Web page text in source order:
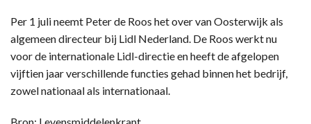
Per 1 juli neemt Peter de Roos het over van Oosterwijk als
algemeen directeur bij Lidl Nederland. De Roos werkt nu
voor de internationale Lidl-directie en heeft de afgelopen
vijftien jaar verschillende functies gehad binnen het bedrijf,
zowel nationaal als internationaal.